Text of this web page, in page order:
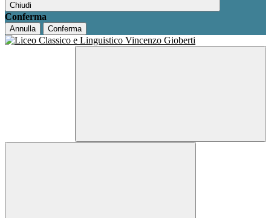
Chiudi
Conferma
Annulla Conferma